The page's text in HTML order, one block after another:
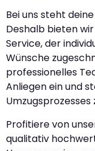
Bei uns steht
Deshalb bieten
Service, der
Wünsche
professionelles
Anliegen ein und
Umzugsprozesses
Profitiere von
qualitativ